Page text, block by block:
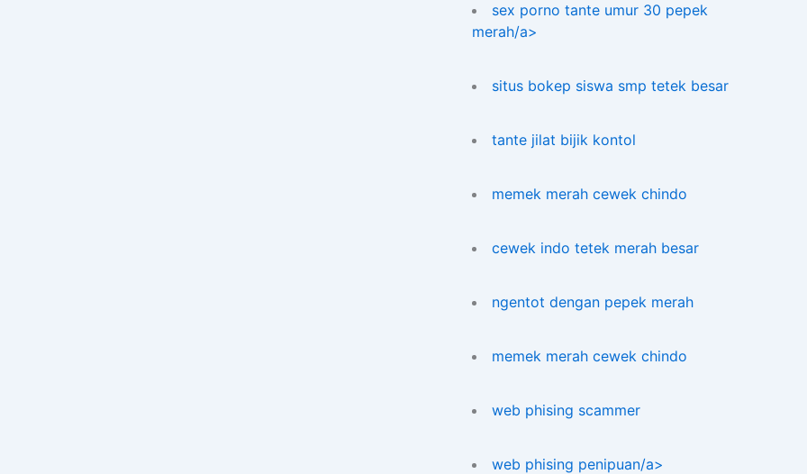
sex porno tante umur 30 pepek
merah/a>
situs bokep siswa smp tetek besar
tante jilat bijik kontol
memek merah cewek chindo
cewek indo tetek merah besar
ngentot dengan pepek merah
memek merah cewek chindo
web phising scammer
web phising penipuan/a>